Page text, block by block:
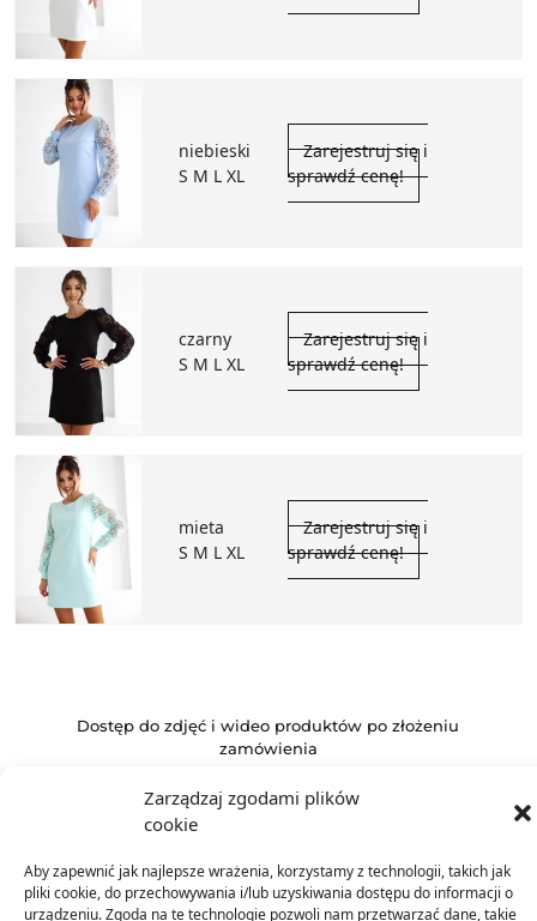
Zarządzaj zgodami plików
cookie
Aby zapewnić jak najlepsze wrażenia, korzystamy z technologii, takich jak
pliki cookie, do przechowywania i/lub uzyskiwania dostępu do informacji o
urządzeniu. Zgoda na te technologie pozwoli nam przetwarzać dane, takie
niebieski
S M L XL
Zarejestruj się i
sprawdź cenę!
czarny
S M L XL
Zarejestruj się i
sprawdź cenę!
mieta
S M L XL
Zarejestruj się i
sprawdź cenę!
Dostęp do zdjęć i wideo produktów po złożeniu
zamówienia
do materiałów marketingowych gotowych do
wykorzystania w Twoim sklepie.